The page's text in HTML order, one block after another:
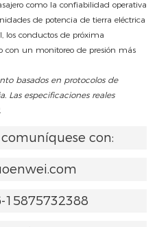
como la confiabilidad operativa
de potencia de tierra eléctrica
los conductos de próxima
con un monitoreo de presión más
basados ​​en protocolos de
Las especificaciones reales
con:
15875732388